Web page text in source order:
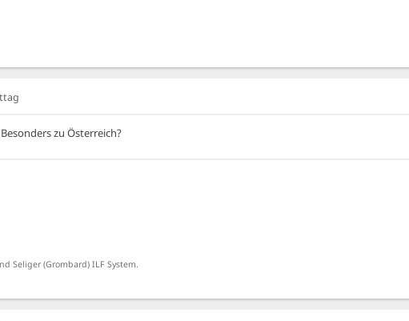
zu Österreich?
Seliger (Grombard) ILF System.